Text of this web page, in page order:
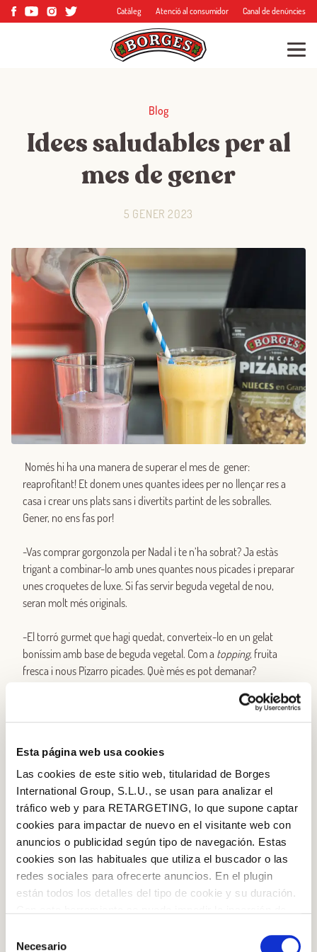
Esta página web usa cookies
Las cookies de este sitio web, titularidad de Borges
International Group, S.L.U., se usan para analizar el
tráfico web y para RETARGETING, lo que supone captar
cookies para impactar de nuevo en el visitante web con
anuncios o publicidad según tipo de navegación. Estas
cookies son las habituales que utiliza el buscador o las
redes sociales para ofrecerte anuncios. En el plugin
están todos los detalles del tipo de cookie y su duración.
la web aparece cómo evitar las cookies en el navegador.
Necesario
Catàleg Atenció al consumidor Canal de denúncies
Blog
Idees saludables per al
mes de gener
5 GENER 2023
Només hi ha una manera de superar el mes de gener:
reaprofitant! Et donem unes quantes idees per no llençar res a
casa i crear uns plats sans i divertits partint de les sobralles.
Gener, no ens fas por!
-Vas comprar gorgonzola per Nadal i te n’ha sobrat? Ja estàs
trigant a combinar-lo amb unes quantes nous picades i preparar
unes croquetes de luxe. Si fas servir beguda vegetal de nou,
seran molt més originals.
-El torró gurmet que hagi quedat, converteix-lo en un gelat
boníssim amb base de beguda vegetal. Com a topping, fruita
fresca i nous Pizarro picades. Què més es pot demanar?
-Prepara batuts amb les fruites i verdures que ja són a punt de
fer-se malbé i completa’ls ambtoppingsde nous picades.
-Cuina una lasanya ben bona amb les verdures que tinguis a la
nevera, combinades amb formatge fresc i nous. Una bona idea
és conservar-la en porcions petites i guardar-la al congelador.
N’hi haurà prou amb un cop de forn per gaudir d’un plat
perfecte!
-T’ha sobrat una llauna d’espàrrecs del lot nadalenc? Ja pots
preparar una crema amb oli d’oliva verge extra i nous picades
com atopping. Un entrant original, perfecte si tens convidats.
Iniciar sessió amb Google